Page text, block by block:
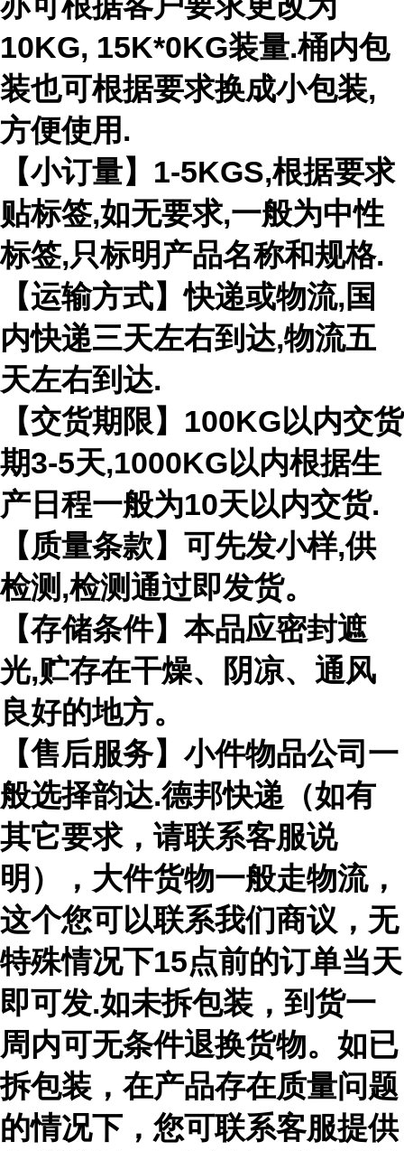
10KG, 15K*0KG装量.桶内包
装也可根据要求换成小包装,
方便使用.
【小订量】1-5KGS,根据要求
贴标签,如无要求,一般为中性
标签,只标明产品名称和规格.
【运输方式】快递或物流,国
内快递三天左右到达,物流五
天左右到达.
【交货期限】100KG以内交货
期3-5天,1000KG以内根据生
产日程一般为10天以内交货.
【质量条款】可先发小样,供
检测,检测通过即发货。
【存储条件】本品应密封遮
光,贮存在干燥、阴凉、通风
良好的地方。
【售后服务】小件物品公司一
般选择韵达.德邦快递（如有
其它要求，请联系客服说
明），大件货物一般走物流，
这个您可以联系我们商议，无
特殊情况下15点前的订单当天
即可发.如未拆包装，到货一
周内可无条件退换货物。如已
拆包装，在产品存在质量问题
的情况下，您可联系客服提供